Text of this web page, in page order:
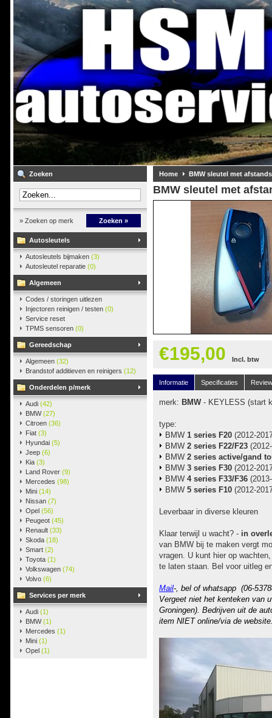
Zoeken
» Zoeken op merk Zoeken »
Autosleutels
Autosleutels bijmaken (3)
Autosleutel reparatie (0)
Algemeen
Codes / storingen uitlezen
Injectoren reinigen / testen (0)
Service reset
TPMS sensoren (0)
Gereedschap
Algemeen (32)
Brandstof additieven en reinigers (12)
Onderdelen p/merk
Audi (42)
BMW(27)
Citroen (36)
Fiat (3)
Hyundai (5)
Jeep (6)
Kia (3)
Land Rover (9)
Mercedes (98)
Mini (14)
Nissan (7)
Opel (56)
Peugeot (45)
Renault (33)
Skoda (18)
Smart (2)
Toyota (1)
Volkswagen (74)
Volvo (6)
Services per merk
Audi (1)
BMW(1)
Mercedes (1)
Mini (1)
Opel (1)
Home BMW sleutel met
BMW sleutel met
€195,00 Incl. btw
Informatie Specificaties
merk: BMW- KEYLESS (start
type:
BMW 1 series F20 (2012-
BMW 2 series F22/F23
BMW 2 series active/gand
BMW 3 series F30 (2012-
BMW 4 series F33/F36
BMW 5 series F10 (2012-
Leverbaar in diverse kleuren
Klaar terwijl u wacht? - in
van BMW bij te maken vergt
vragen. U kunt hier op
te laten staan. Bel voor uitleg
Mail-, bel of whatsapp (06-
Vergeet niet het kenteken van
Groningen). Bedrijven uit de
item NIET online/via de